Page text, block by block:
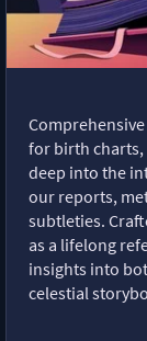
Comprehensive
for birth charts,
deep into the
our reports,
subtleties.
as a lifelong
insights into
celestial